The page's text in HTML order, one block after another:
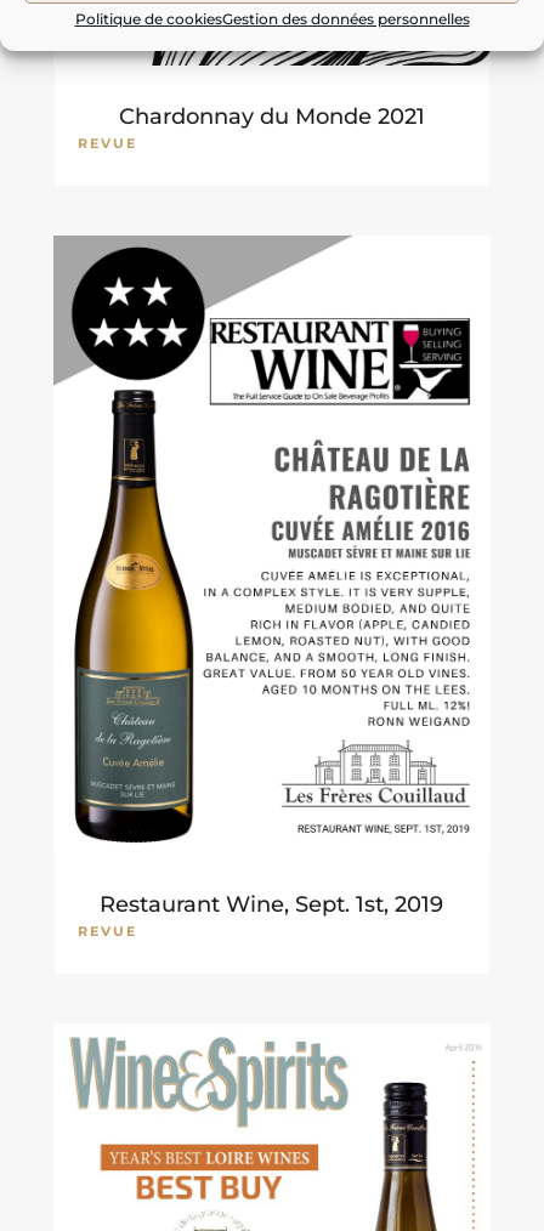
Politique de cookiesGestion des données personnelles
Chardonnay du Monde 2021
REVUE
Restaurant Wine, Sept. 1st, 2019
REVUE